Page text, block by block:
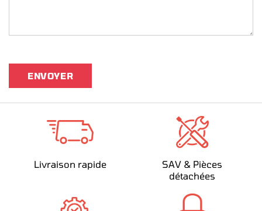
ENVOYER
Livraison rapide
SAV & Pièces
détachées